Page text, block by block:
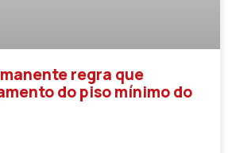
regra que
do piso mínimo do